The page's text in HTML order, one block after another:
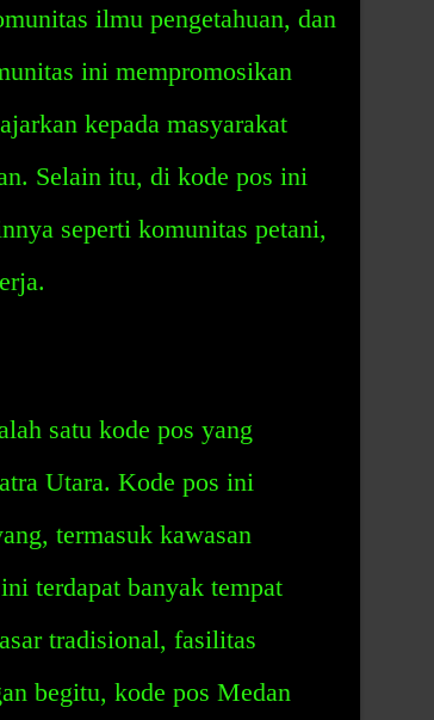
ilmu pengetahuan, dan
ini mempromosikan
kepada masyarakat
Selain itu, di kode pos ini
seperti komunitas petani,
satu kode pos yang
Utara. Kode pos ini
termasuk kawasan
terdapat banyak tempat
tradisional, fasilitas
begitu, kode pos Medan